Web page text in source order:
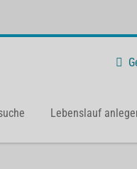
Lebenslauf